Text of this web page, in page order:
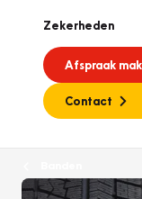
Zekerheden
Afspraak
Contact